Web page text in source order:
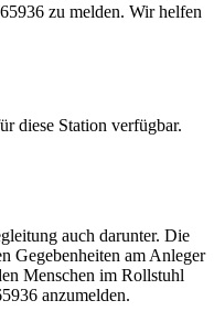
zu melden. Wir helfen
diese Station verfügbar.
auch darunter. Die
Gegebenheiten am Anleger
Menschen im Rollstuhl
anzumelden.